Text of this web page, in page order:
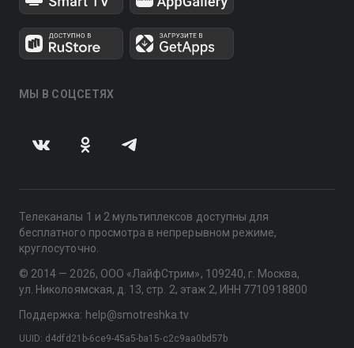
МЫ В СОЦСЕТЯХ
Телеканалы 1 и 2 мультиплексов доступны для
бесплатного просмотра в непрерывном режиме,
круглосуточно.
© 2014 — 2026, ООО «ЛайфСтрим», 109240, г. Москва,
ул. Николоямская, д. 13, стр. 2, этаж 2, ИНН 7710918800
Поддержка: help@smotreshka.tv
UUID: d4dfd21b-6ce9-45a5-ba15-c2c9aa0bd57b